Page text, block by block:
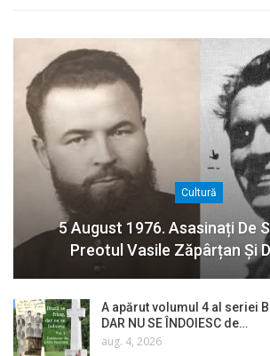
Cultură
5 August 1976. Asasinați De
Preotul Vasile Zăpârțan Și
A apărut volumul 4 al seriei
DAR NU SE ÎNDOIESC de…
aug. 4, 2026